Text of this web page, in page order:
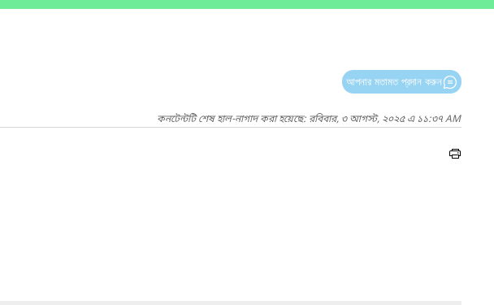
আপনার মতামত প্রদান করুন
কনটেন্টটি শেষ হাল-নাগাদ করা হয়েছে: রবিবার, ৩ আগস্ট, ২০২৫ এ ১১:৩৭ AM